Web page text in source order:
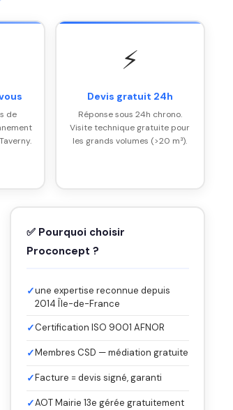
de
⚡
Devis gratuit 24h
Réponse sous 24h chrono.
Visite technique gratuite pour
les grands volumes (>20 m³).
✅ Pourquoi choisir
Proconcept ?
✓une expertise reconnue depuis
2014 Île-de-France
✓Certification ISO 9001 AFNOR
✓Membres CSD — médiation gratuite
✓Facture = devis signé, garanti
✓AOT Mairie 13e gérée gratuitement